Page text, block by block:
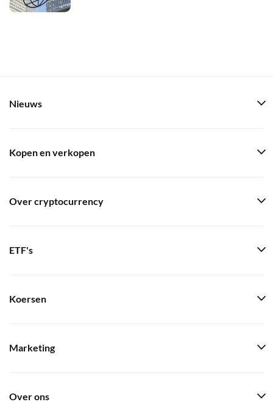
Nieuws
Kopen en verkopen
Over cryptocurrency
ETF's
Koersen
Marketing
Over ons